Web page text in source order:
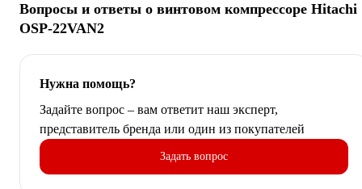
Вопросы и ответы о винтовом компрессоре Hitachi
OSP-22VAN2
Нужна помощь?
Задайте вопрос – вам ответит наш эксперт,
представитель бренда или один из покупателей
Задать вопрос